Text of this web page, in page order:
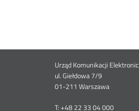
Dane
kontaktowe
Urząd Komunikacji
ul. Giełdowa 7/9
01-211 Warszawa
T: +48 22 33 04 000